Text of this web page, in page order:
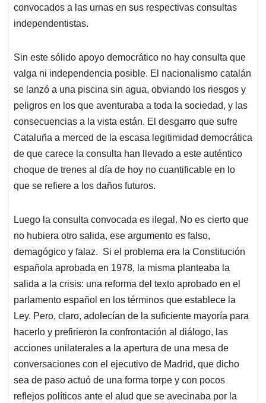
convocados a las urnas en sus respectivas consultas
independentistas.
Sin este sólido apoyo democrático no hay consulta que
valga ni independencia posible. El nacionalismo catalán
se lanzó a una piscina sin agua, obviando los riesgos y
peligros en los que aventuraba a toda la sociedad, y las
consecuencias a la vista están. El desgarro que sufre
Cataluña a merced de la escasa legitimidad democrática
de que carece la consulta han llevado a este auténtico
choque de trenes al día de hoy no cuantificable en lo
que se refiere a los daños futuros.
Luego la consulta convocada es ilegal. No es cierto que
no hubiera otro salida, ese argumento es falso,
demagógico y falaz. Si el problema era la Constitución
española aprobada en 1978, la misma planteaba la
salida a la crisis: una reforma del texto aprobado en el
parlamento español en los términos que establece la
Ley. Pero, claro, adolecían de la suficiente mayoría para
hacerlo y prefirieron la confrontación al diálogo, las
acciones unilaterales a la apertura de una mesa de
conversaciones con el ejecutivo de Madrid, que dicho
sea de paso actuó de una forma torpe y con pocos
reflejos políticos ante el alud que se avecinaba por la